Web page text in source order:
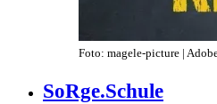
Foto: magele-picture |
SoRge.Schule